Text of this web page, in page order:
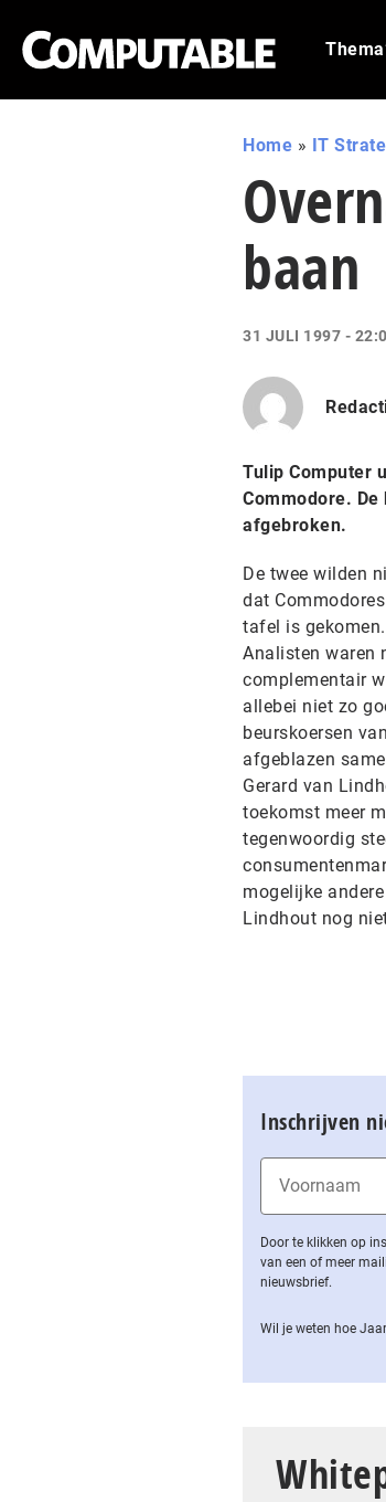
Home » IT
baan
31 JULI 1997 -
Tulip Computer
Commodore.
afgebroken.
De twee wilden
dat
tafel is gekomen.
Analisten waren
complementair
allebei niet zo
beurskoersen
afgeblazen
Gerard van
toekomst meer
tegenwoordig
mogelijke
Lindhout nog
Inschrijven
Door te klikken op
van een of meer
nieuwsbrief.
Wil je weten hoe